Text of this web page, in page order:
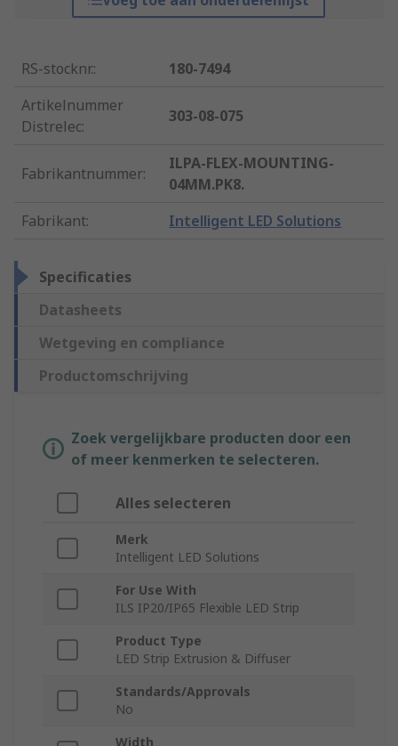
RS-stocknr.:
180-7494
Artikelnummer
Distrelec:
303-08-075
Fabrikantnummer:
ILPA-FLEX-MOUNTING-
04MM.PK8.
Fabrikant: Intelligent LED Solutions
Specificaties
Datasheets
Wetgeving en compliance
Productomschrijving
Zoek vergelijkbare producten door een
of meer kenmerken te selecteren.
Alles selecteren
Merk
Intelligent LED Solutions
For Use With
ILS IP20/IP65 Flexible LED Strip
Product Type
LED Strip Extrusion & Diffuser
Standards/Approvals
No
Width